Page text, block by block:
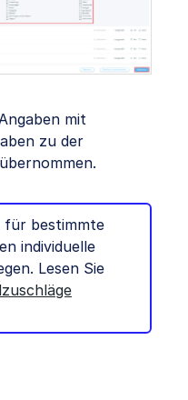
mit
zu der
für bestimmte
individuelle
Lesen Sie